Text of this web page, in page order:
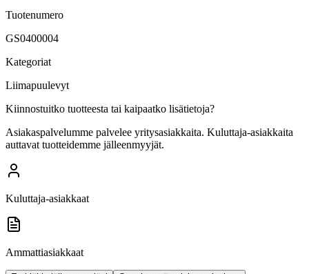
Tuotenumero
GS0400004
Kategoriat
Liimapuulevyt
Kiinnostuitko tuotteesta tai kaipaatko lisätietoja?
Asiakaspalvelumme palvelee yritysasiakkaita. Kuluttaja-asiakkaita
auttavat tuotteidemme jälleenmyyjät.
Kuluttaja-asiakkaat
Ammattiasiakkaat